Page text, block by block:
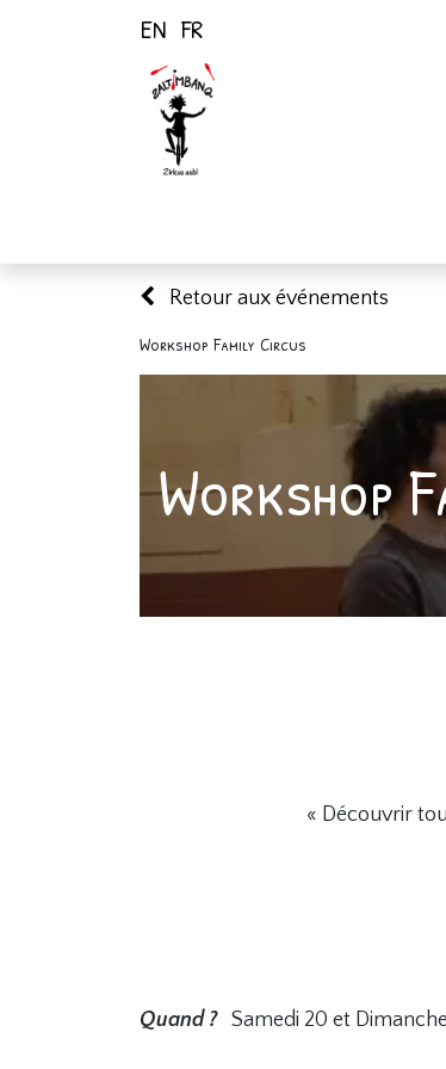
EN FR
Retour aux événements
Workshop Family Circus
Workshop
« Découvrir
Quand ?Samedi 20 et